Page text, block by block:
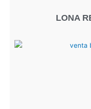
LONA